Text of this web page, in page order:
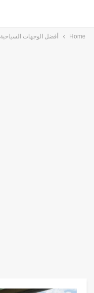
Home أفضل الوجهات السياحية